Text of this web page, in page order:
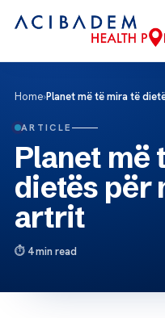
Home›Planet më të mira të
ARTICLE
Planet më
dietës për
artrit
4 min read